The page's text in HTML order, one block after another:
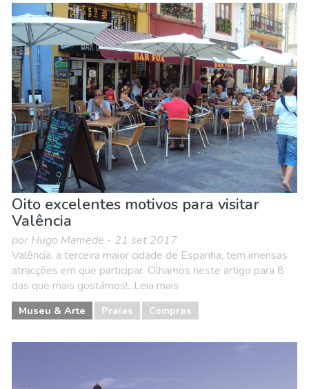
Comida & Restaurantes
Compras
Crianças & família
Desportos e aventura
Museu & Arte
Onde ficar Praias
Oito excelentes motivos para visitar
Valência
por Hugo Mamede - 21 set 2017
Valência, a terceira maior cidade de Espanha, tem imensas
atracções em que participar. Olhamos neste artigo para 8
das que mais gostámos!...Leia mais
Museu & Arte Praias Compras